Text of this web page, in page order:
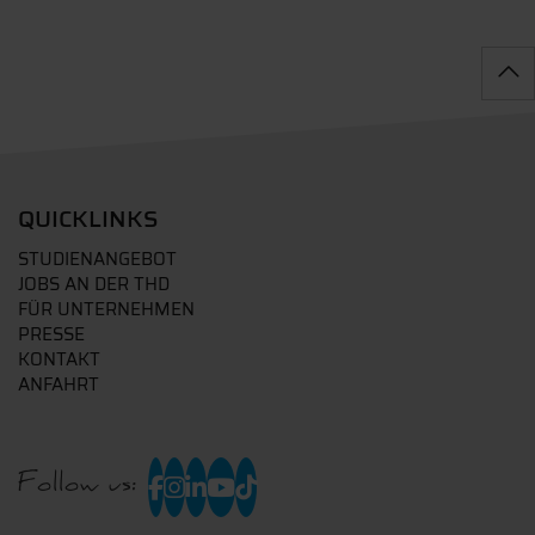
QUICKLINKS
STUDIENANGEBOT
JOBS AN DER THD
FÜR UNTERNEHMEN
PRESSE
KONTAKT
ANFAHRT
Follow us: